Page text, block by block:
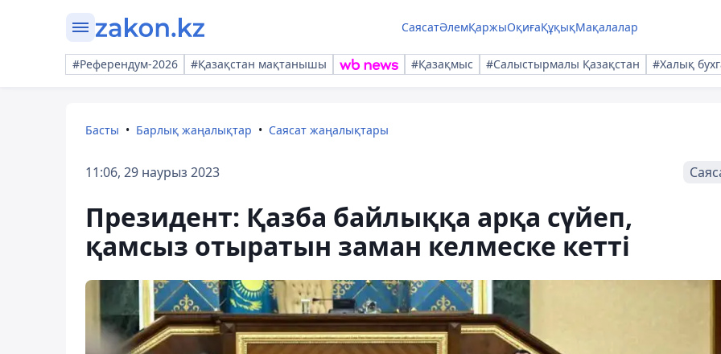
СаясатӘлемҚаржыОқиғаҚұқықМақалалар
#Референдум-2026 #Қазақстан мақтанышы #Қазақмыс #Салыстырмалы Қазақстан #Халық
Басты Барлық жаңалықтар Саясат жаңалықтары
11:06, 29 наурыз 2023
Президент: Қазба байлыққа арқа сүйеп,
қамсыз отыратын заман келмеске кетті